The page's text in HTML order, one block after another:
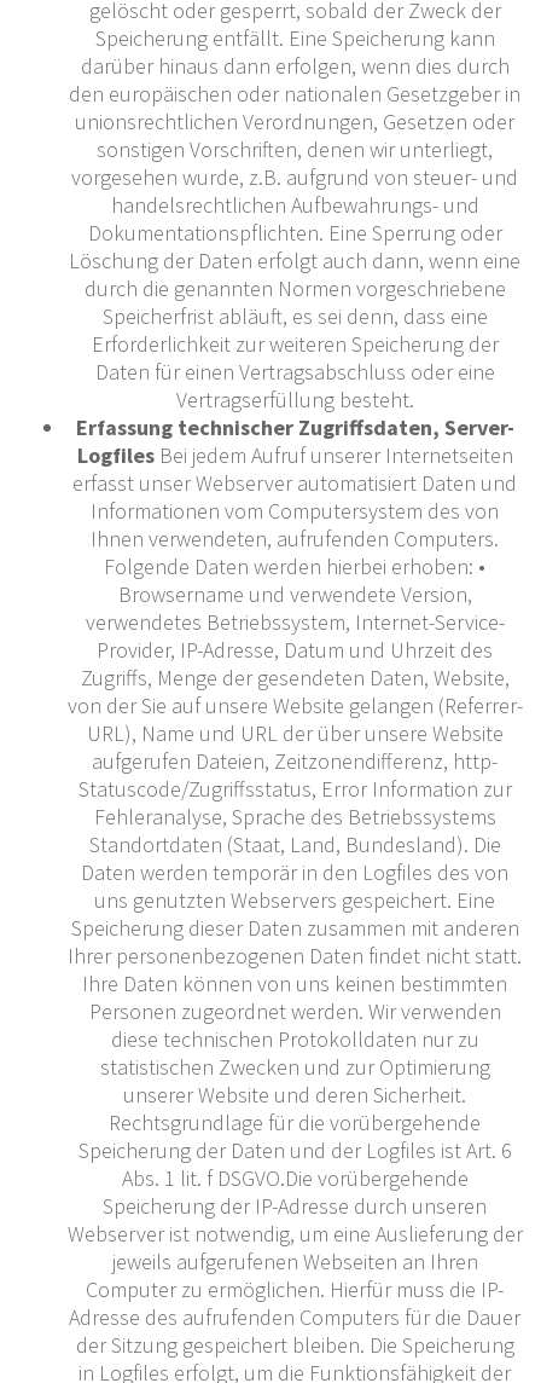
gelöscht oder gesperrt, sobald der Zweck der
Speicherung entfällt. Eine Speicherung kann
darüber hinaus dann erfolgen, wenn dies durch
den europäischen oder nationalen Gesetzgeber in
unionsrechtlichen Verordnungen, Gesetzen oder
sonstigen Vorschriften, denen wir unterliegt,
vorgesehen wurde, z.B. aufgrund von steuer- und
handelsrechtlichen Aufbewahrungs- und
Dokumentationspflichten. Eine Sperrung oder
Löschung der Daten erfolgt auch dann, wenn eine
durch die genannten Normen vorgeschriebene
Speicherfrist abläuft, es sei denn, dass eine
Erforderlichkeit zur weiteren Speicherung der
Daten für einen Vertragsabschluss oder eine
Vertragserfüllung besteht.
Erfassung technischer Zugriffsdaten, Server-
LogfilesBei jedem Aufruf unserer Internetseiten
erfasst unser Webserver automatisiert Daten und
Informationen vom Computersystem des von
Ihnen verwendeten, aufrufenden Computers.
Folgende Daten werden hierbei erhoben: •
Browsername und verwendete Version,
verwendetes Betriebssystem, Internet-Service-
Provider, IP-Adresse, Datum und Uhrzeit des
Zugriffs, Menge der gesendeten Daten, Website,
von der Sie auf unsere Website gelangen (Referrer-
URL), Name und URL der über unsere Website
aufgerufen Dateien, Zeitzonendifferenz, http-
Statuscode/Zugriffsstatus, Error Information zur
Fehleranalyse, Sprache des Betriebssystems
Standortdaten (Staat, Land, Bundesland). Die
Daten werden temporär in den Logfiles des von
uns genutzten Webservers gespeichert. Eine
Speicherung dieser Daten zusammen mit anderen
Ihrer personenbezogenen Daten findet nicht statt.
Ihre Daten können von uns keinen bestimmten
Personen zugeordnet werden. Wir verwenden
diese technischen Protokolldaten nur zu
statistischen Zwecken und zur Optimierung
unserer Website und deren Sicherheit.
Rechtsgrundlage für die vorübergehende
Speicherung der Daten und der Logfiles ist Art. 6
Abs. 1 lit. f DSGVO.Die vorübergehende
Speicherung der IP-Adresse durch unseren
Webserver ist notwendig, um eine Auslieferung der
jeweils aufgerufenen Webseiten an Ihren
Computer zu ermöglichen. Hierfür muss die IP-
Adresse des aufrufenden Computers für die Dauer
der Sitzung gespeichert bleiben. Die Speicherung
in Logfiles erfolgt, um die Funktionsfähigkeit der